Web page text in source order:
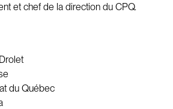
et chef de la direction du CPQ.
du Québec